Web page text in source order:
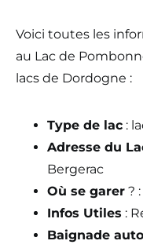
Voici toutes les
au Lac de
lacs de Dordogne :
Type de lac :
Adresse du
Bergerac
Où se garer ?
Infos Utiles :
Baignade